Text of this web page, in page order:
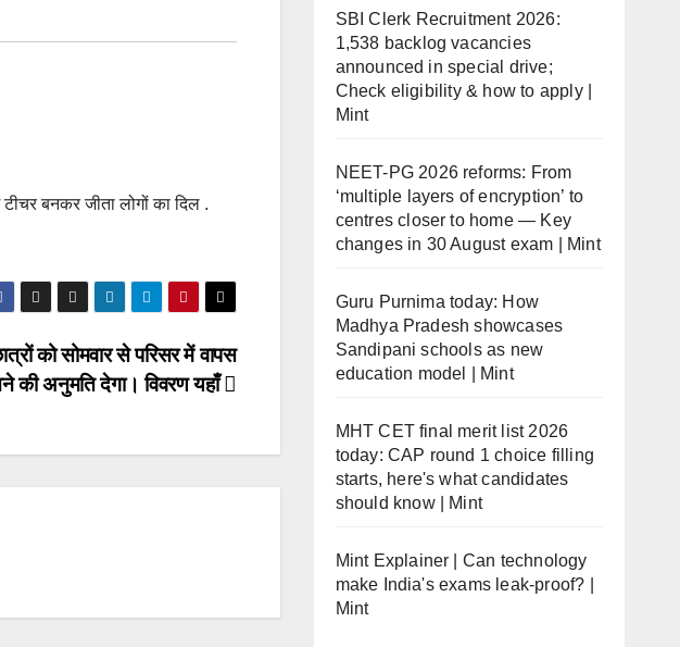
बनकर जीता लोगों का दिल .
को सोमवार से परिसर में वापस
की अनुमति देगा। विवरण यहाँ
SBI Clerk Recruitment 2026:
1,538 backlog vacancies
announced in special drive;
Check eligibility & how to apply |
Mint
NEET-PG 2026 reforms: From
‘multiple layers of encryption’ to
centres closer to home — Key
changes in 30 August exam | Mint
Guru Purnima today: How
Madhya Pradesh showcases
Sandipani schools as new
education model | Mint
MHT CET final merit list 2026
today: CAP round 1 choice filling
starts, here's what candidates
should know | Mint
Mint Explainer | Can technology
make India's exams leak-proof? |
Mint